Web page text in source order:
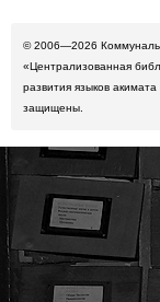
© 2006—2026
«Централизованная
развития языков
защищены.